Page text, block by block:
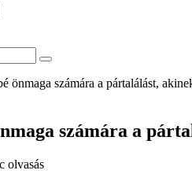
önmaga számára a pártalálást,
számára a
olvasás